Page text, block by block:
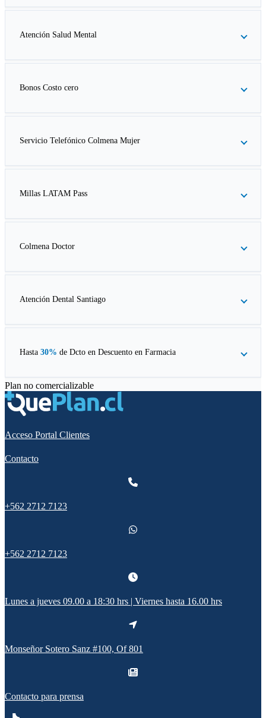
Atención Salud Mental
Bonos Costo cero
Servicio Telefónico Colmena Mujer
Millas LATAM Pass
Colmena Doctor
Atención Dental Santiago
Hasta 30% de Dcto en Descuento en Farmacia
Plan no comercializable
Acceso Portal Clientes
Contacto
+562 2712 7123
+562 2712 7123
Lunes a jueves 09.00 a 18:30 hrs | Viernes hasta 16.00 hrs
Monseñor Sotero Sanz #100, Of 801
Contacto para prensa